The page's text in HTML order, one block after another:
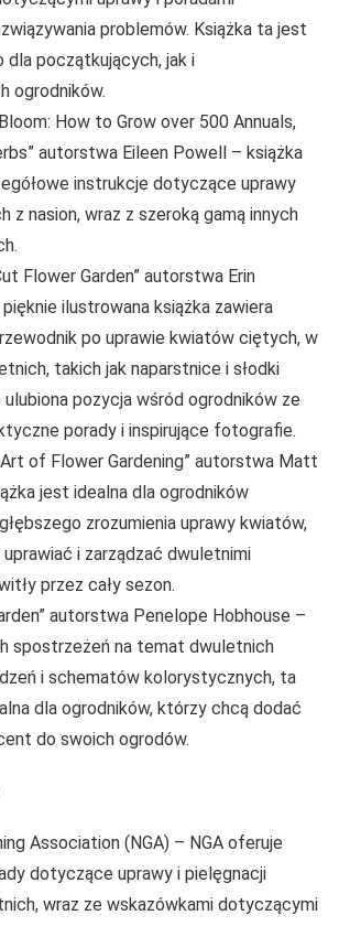
problemów. Książka ta jest
dla początkujących, jak i
ogrodników.
How to Grow over 500 Annuals,
autorstwa Eileen Powell – książka
instrukcje dotyczące uprawy
z nasion, wraz z szeroką gamą innych
Flower Garden” autorstwa Erin
ilustrowana książka zawiera
po uprawie kwiatów ciętych, w
takich jak naparstnice i słodki
pozycja wśród ogrodników ze
porady i inspirujące fotografie.
of Flower Gardening” autorstwa Matt
jest idealna dla ogrodników
zrozumienia uprawy kwiatów,
i zarządzać dwuletnimi
przez cały sezon.
autorstwa Penelope Hobhouse –
spostrzeżeń na temat dwuletnich
i schematów kolorystycznych, ta
dla ogrodników, którzy chcą dodać
do swoich ogrodów.
Association (NGA) – NGA oferuje
dotyczące uprawy i pielęgnacji
wraz ze wskazówkami dotyczącymi